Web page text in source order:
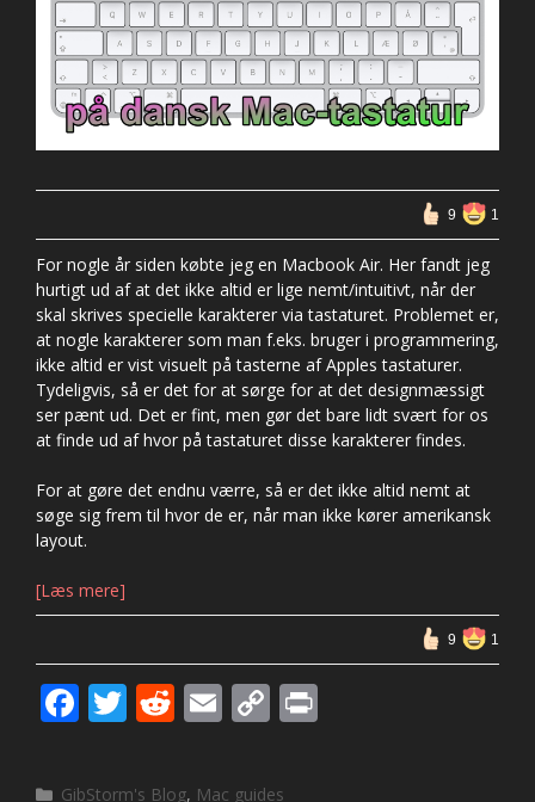
9 1
For nogle år siden købte jeg en Macbook Air. Her fandt jeg
hurtigt ud af at det ikke altid er lige nemt/intuitivt, når der
skal skrives specielle karakterer via tastaturet. Problemet er,
at nogle karakterer som man f.eks. bruger i programmering,
ikke altid er vist visuelt på tasterne af Apples tastaturer.
Tydeligvis, så er det for at sørge for at det designmæssigt
ser pænt ud. Det er fint, men gør det bare lidt svært for os
at finde ud af hvor på tastaturet disse karakterer findes.
For at gøre det endnu værre, så er det ikke altid nemt at
søge sig frem til hvor de er, når man ikke kører amerikansk
layout.
[Læs mere]
9 1
F
e
T
itt
R
d
E
ai
C
p
Kategorier
GibStorm's Blog, Mac guides